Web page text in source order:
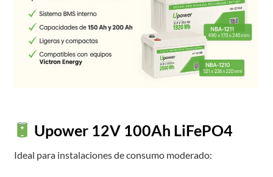
Upower 12V 100Ah LiFePO4
Ideal para instalaciones de consumo moderado: